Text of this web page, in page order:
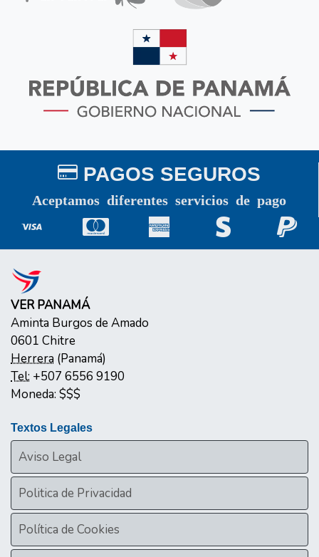
PAGOS SEGUROS
Aceptamos diferentes servicios de pago
VER PANAMÁ
Aminta Burgos de Amado
0601 Chitre
Herrera (Panamá)
Tel: +507 6556 9190
Moneda: $$$
Textos Legales
Aviso Legal
Politica de Privacidad
Política de Cookies